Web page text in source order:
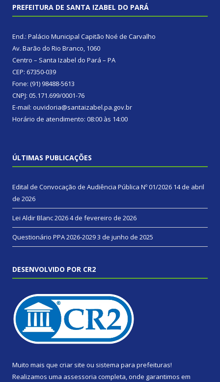
PREFEITURA DE SANTA IZABEL DO PARÁ
End.: Palácio Municipal Capitão Noé de Carvalho
Av. Barão do Rio Branco, 1060
Centro – Santa Izabel do Pará – PA
CEP: 67350-039
Fone: (91) 98488-5613
CNPJ: 05.171.699/0001-76
E-mail: ouvidoria@santaizabel.pa.gov.br
Horário de atendimento: 08:00 às 14:00
ÚLTIMAS PUBLICAÇÕES
Edital de Convocação de Audiência Pública Nº 01/2026 14 de abril
de 2026
Lei Aldir Blanc 20264 de fevereiro de 2026
Questionário PPA 2026-20293 de junho de 2025
DESENVOLVIDO POR CR2
Muito mais que criar site ou sistema para prefeituras!
Realizamos uma assessoria completa, onde garantimos em